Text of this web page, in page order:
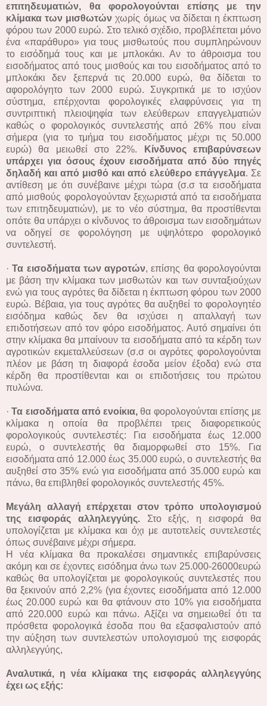
επιτηδευματιών, θα φορολογούνται επίσης με την
κλίμακα των μισθωτών χωρίς όμως να δίδεται η έκπτωση
φόρου των 2000 ευρώ. Στο τελικό σχέδιο, προβλέπεται μόνο
ένα «παράθυρο» για τους μισθωτούς που συμπληρώνουν
το εισόδημά τους και με μπλοκάκι. Αν το άθροισμα του
εισοδήματος από τους μισθούς και του εισοδήματος από το
μπλοκάκι δεν ξεπερνά τις 20.000 ευρώ, θα δίδεται το
αφορολόγητο των 2000 ευρώ. Συγκριτικά με το ισχύον
σύστημα, επέρχονται φορολογικές ελαφρύνσεις για τη
συντριπτική πλειοψηφία των ελεύθερων επαγγελματιών
καθώς ο φορολογικός συντελεστής από 26% που είναι
σήμερα (για το τμήμα του εισοδήματος μέχρι τις 50.000
ευρώ) θα μειωθεί στο 22%. Κίνδυνος επιβαρύνσεων
υπάρχει για όσους έχουν εισοδήματα από δύο πηγές
δηλαδή και από μισθό και από ελεύθερο επάγγελμα. Σε
αντίθεση με ότι συνέβαινε μέχρι τώρα (σ.σ τα εισοδήματα
από μισθούς φορολογούνταν ξεχωριστά από τα εισοδήματα
των επιτηδευματιών), με το νέο σύστημα, θα προστίθενται
οπότε θα υπάρχει ο κίνδυνος το άθροισμα των εισοδημάτων
να οδηγεί σε φορολόγηση με υψηλότερο φορολογικό
συντελεστή.
·Τα εισοδήματα των αγροτών, επίσης θα φορολογούνται
με βάση την κλίμακα των μισθωτών και των συνταξιούχων
ενώ για τους αγρότες θα δίδεται η έκπτωση φόρου των 2000
ευρώ. Βέβαια, για τους αγρότες θα αυξηθεί το φορολογητέο
εισόδημα καθώς δεν θα ισχύσει η απαλλαγή των
επιδοτήσεων από τον φόρο εισοδήματος. Αυτό σημαίνει ότι
στην κλίμακα θα μπαίνουν τα εισοδήματα από τα κέρδη των
αγροτικών εκμεταλλεύσεων (σ.σ οι αγρότες φορολογούνται
πλέον με βάση τη διαφορά έσοδα μείον έξοδα) ενώ στα
κέρδη θα προστίθενται και οι επιδοτήσεις του πρώτου
πυλώνα.
· Τα εισοδήματα από ενοίκια, θα φορολογούνται επίσης με
κλίμακα η οποία θα προβλέπει τρεις διαφορετικούς
φορολογικούς συντελεστές: Για εισοδήματα έως 12.000
ευρώ, ο συντελεστής θα διαμορφωθεί στο 15%. Για
εισοδήματα από 12.000 έως 35.000 ευρώ, ο συντελεστής θα
αυξηθεί στο 35% ενώ για εισοδήματα από 35.000 ευρώ και
πάνω, θα επιβληθεί φορολογικός συντελεστής 45%.
Μεγάλη αλλαγή επέρχεται στον τρόπο υπολογισμού
της εισφοράς αλληλεγγύης. Στο εξής, η εισφορά θα
υπολογίζεται με κλίμακα και όχι με αυτοτελείς συντελεστές
όπως συνέβαινε μέχρι σήμερα.
Η νέα κλίμακα θα προκαλέσει σημαντικές επιβαρύνσεις
ακόμη και σε έχοντες εισόδημα άνω των 25.000-26000ευρώ
καθώς θα υπολογίζεται με φορολογικούς συντελεστές που
θα ξεκινούν από 2,2% (για έχοντες εισοδήματα από 12.000
έως 20.000 ευρώ και θα φτάνουν στο 10% για εισοδήματα
από 220.000 ευρώ και πάνω. Αξίζει να σημειωθεί ότι τα
πρόσθετα φορολογικά έσοδα που θα εξασφαλιστούν από
την αύξηση των συντελεστών υπολογισμού της εισφοράς
αλληλεγγύης,
Αναλυτικά, η νέα κλίμακα της εισφοράς αλληλεγγύης
έχει ως εξής: